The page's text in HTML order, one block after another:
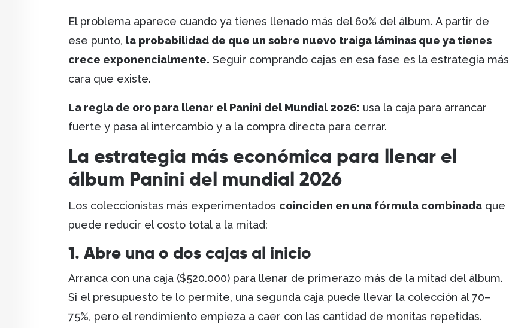
El problema aparece cuando ya tienes llenado más del 60% del álbum. A partir de
ese punto, la probabilidad de que un sobre nuevo traiga láminas que ya tienes
crece exponencialmente. Seguir comprando cajas en esa fase es la estrategia más
cara que existe.
La regla de oro para llenar el Panini del Mundial 2026: usa la caja para arrancar
fuerte y pasa al intercambio y a la compra directa para cerrar.
La estrategia más económica para llenar el
álbum Panini del mundial 2026
Los coleccionistas más experimentados coinciden en una fórmula combinada que
puede reducir el costo total a la mitad:
1. Abre una o dos cajas al inicio
Arranca con una caja ($520.000) para llenar de primerazo más de la mitad del álbum.
Si el presupuesto te lo permite, una segunda caja puede llevar la colección al 70–
75%, pero el rendimiento empieza a caer con las cantidad de monitas repetidas.